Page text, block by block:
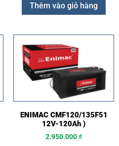
Thêm vào giỏ hàng
ENIMAC CMF120/135F51
12V-120Ah )
2.950.000₫